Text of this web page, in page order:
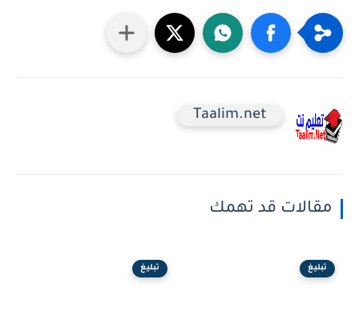
Taalim.net
مقالات قد تهمك
تبليغ تبليغ